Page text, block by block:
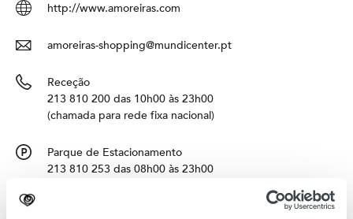
http://www.amoreiras.com
amoreiras-shopping@mundicenter.pt
Receção
213 810 200 das 10h00 às 23h00
(chamada para rede fixa nacional)
Parque de Estacionamento
213 810 253 das 08h00 às 23h00